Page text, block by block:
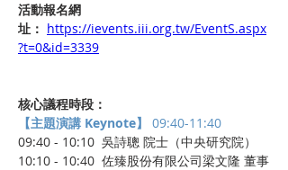
活動報名網
址： https://ievents.iii.org.tw/EventS.aspx
?t=0&id=3339
核心議程時段：
【主題演講 Keynote】
09:40-11:40
09:40 - 10:10  吳詩聰 院士（中央研究院）
10:10 - 10:40  佐臻股份有限公司梁文隆 董事